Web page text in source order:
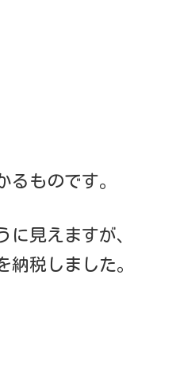
るものです。
に見えますが、
納税しました。